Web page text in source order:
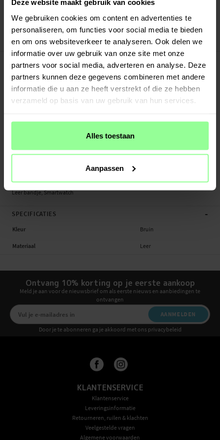
Deze website maakt gebruik van cookies
We gebruiken cookies om content en advertenties te
personaliseren, om functies voor social media te bieden
en om ons websiteverkeer te analyseren. Ook delen we
informatie over uw gebruik van onze site met onze
partners voor social media, adverteren en analyse. Deze
partners kunnen deze gegevens combineren met andere
informatie die u aan ze heeft verstrekt of die ze hebben
verzameld op basis van uw gebruik van hun services.
Alles toestaan
Aanpassen
30 dagen retourrecht
Art number:24508 Dux Ducis
PRODUCTBESCHRIJVING
Leer bandje voor Apple Watch 41mm Series 8.
Geschikt voor:
- Apple Watch 41mm Series 8 A2770 / A2772 / A2773 / A2857
Productsoort: Leer bandje
Merk: Dux Ducis
Leer bandje, Smartwatch
SPECIFICATIES -
Kleur Bruin
Materiaal Leer
Ontvang 10% korting op je eerste aankoop
Meld je aan voor de nieuwsbrief om als eerste nieuws en aanbiedingen te
ontvangen
AANMELDEN
Door je te abonneren ga je akkoord met ons privacybeleid
KLANTENSERVICE
Klantenservice
Leveringsinformatie
Retourneren, ruilen & klachten
Veelgestelde vragen
Algemene voorwaarden